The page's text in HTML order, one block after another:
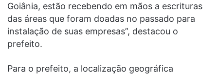
Goiânia, estão recebendo em mãos a escrituras
das áreas que foram doadas no passado para
instalação de suas empresas”, destacou o
prefeito.
Para o prefeito, a localização geográfica